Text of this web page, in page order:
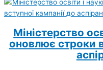
Міністерство
оновлює строки